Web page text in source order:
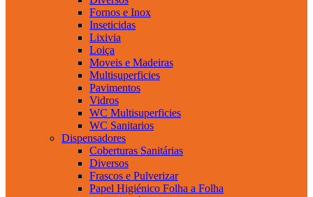
Fornos e Inox
Inseticidas
Lixivia
Loiça
Moveis e Madeiras
Multisuperficies
Pavimentos
Vidros
WC Multisuperficies
WC Sanitarios
Dispensadores
Coberturas Sanitárias
Diversos
Frascos e Pulverizar
Papel Higiénico Folha a Folha